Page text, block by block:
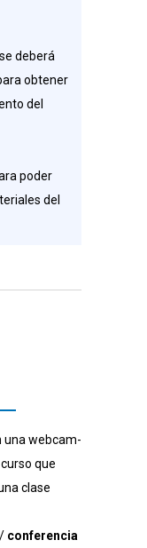
deberá
obtener
del
poder
del
una webcam-
que
clase
/ conferencia